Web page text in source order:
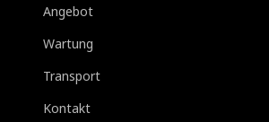
Angebot
Wartung
Transport
Kontakt